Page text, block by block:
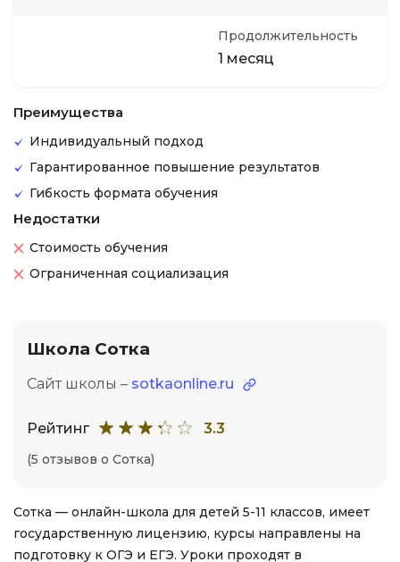
Продолжительность
1 месяц
Преимущества
Индивидуальный подход
Гарантированное повышение результатов
Гибкость формата обучения
Недостатки
Стоимость обучения
Ограниченная социализация
Школа Сотка
Сайт школы – sotkaonline.ru
Рейтинг 3.3
(5 отзывов о Сотка)
Сотка — онлайн-школа для детей 5-11 классов, имеет
государственную лицензию, курсы направлены на
подготовку к ОГЭ и ЕГЭ. Уроки проходят в